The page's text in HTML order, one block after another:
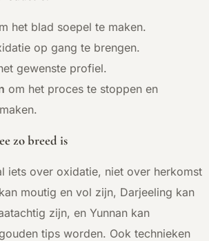
het blad soepel te maken.
op gang te brengen.
gewenste profiel.
om het proces te stoppen en
zo breed is
iets over oxidatie, niet over herkomst
moutig en vol zijn, Darjeeling kan
zijn, en Yunnan kan
tips worden. Ook technieken